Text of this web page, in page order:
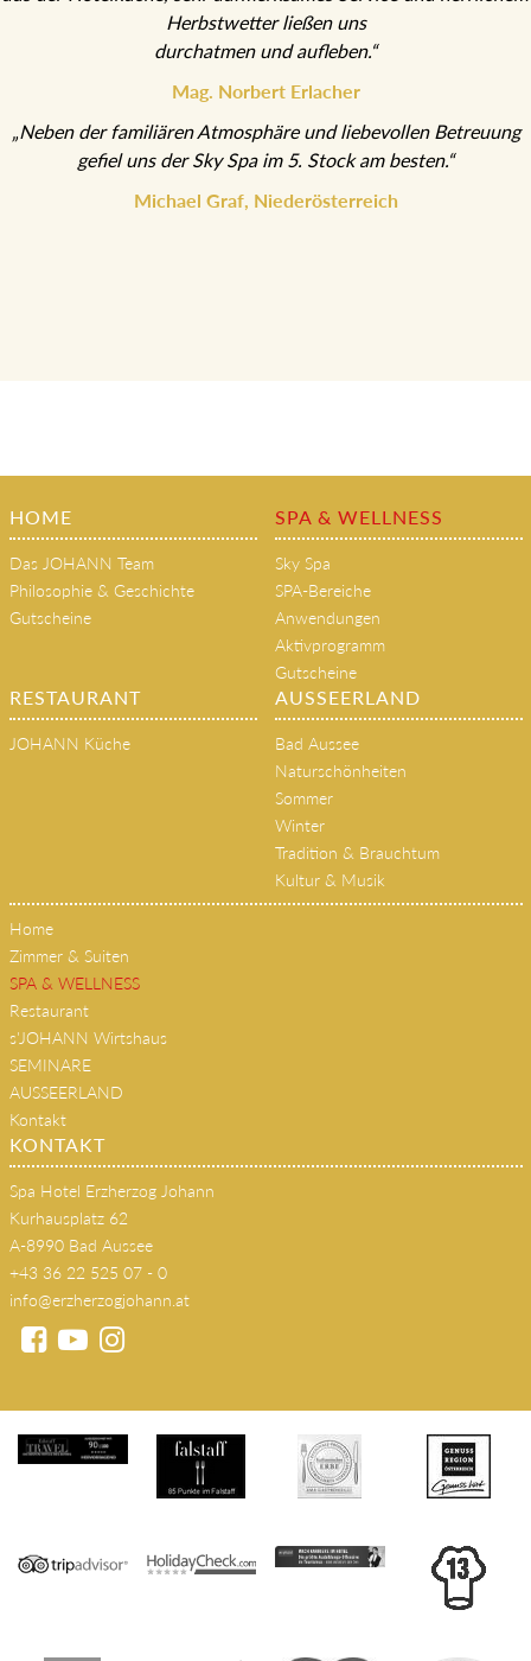
Herbstwetter ließen uns
durchatmen und aufleben.“
Mag. Norbert Erlacher
„Neben der familiären Atmosphäre und liebevollen Betreuung
gefiel uns der Sky Spa im 5. Stock am besten.“
Michael Graf, Niederösterreich
HOME
Das JOHANN Team
Philosophie & Geschichte
Gutscheine
SPA & WELLNESS
Sky Spa
SPA-Bereiche
Anwendungen
Aktivprogramm
Gutscheine
RESTAURANT
JOHANN Küche
AUSSEERLAND
Bad Aussee
Naturschönheiten
Sommer
Winter
Tradition & Brauchtum
Kultur & Musik
Home
Zimmer & Suiten
SPA & WELLNESS
Restaurant
s'JOHANN Wirtshaus
SEMINARE
AUSSEERLAND
Kontakt
KONTAKT
Spa Hotel Erzherzog Johann
Kurhausplatz 62
A-8990 Bad Aussee
+43 36 22 525 07 - 0
info@erzherzogjohann.at